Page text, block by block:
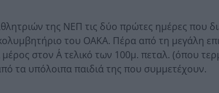
της ΝΕΠ τις δύο πρώτες ημέρες που
του ΟΑΚΑ. Πέρα από τη μεγάλη
στον Α΄ τελικό των 100μ. πεταλ. (όπου
τα υπόλοιπα παιδιά της που συμμετέχουν.